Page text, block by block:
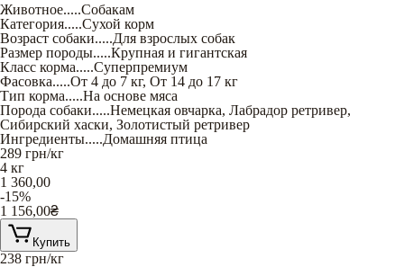
Животное.....Собакам
Категория.....Сухой корм
Возраст собаки.....Для взрослых собак
Размер породы.....Крупная и гигантская
Класс корма.....Суперпремиум
Фасовка.....От 4 до 7 кг, От 14 до 17 кг
Тип корма.....На основе мяса
Порода собаки.....Немецкая овчарка, Лабрадор ретривер,
Сибирский хаски, Золотистый ретривер
Ингредиенты.....Домашняя птица
289 грн/кг
4 кг
1 360,00
-15%
1 156,00₴
Купить
238 грн/кг